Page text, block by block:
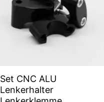
Set CNC ALU
Lenkerhalter